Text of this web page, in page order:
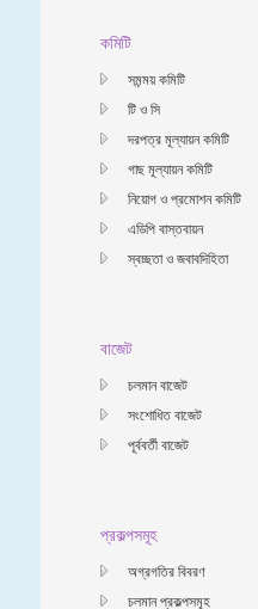
কমিটি
সমন্ময় কমিটি
টি ও সি
দরপত্র মূল্যায়ন কমিটি
গাছ মূল্যায়ন কমিটি
নিয়োগ ও প্রমোশন কমিটি
এডিপি বাস্তবায়ন
স্বচ্ছতা ও জবাবদিহিতা
বাজেট
চলমান বাজেট
সংশোধিত বাজেট
পূর্ববর্তী বাজেট
প্রকল্পসমূহ
অগ্রগতির বিবরণ
চলমান প্রকল্পসমূহ